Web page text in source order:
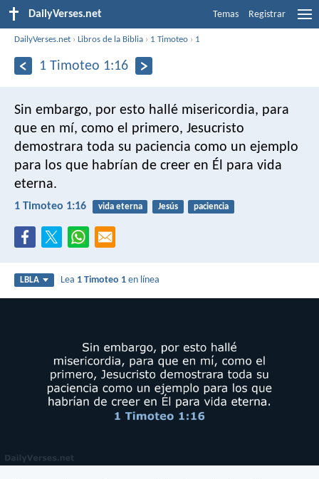
DailyVerses.net Temas Registrar
DailyVerses.net ›Libros de la Biblia › 1 Timoteo › 1
1 Timoteo 1:16
Sin embargo, por esto hallé misericordia, para
que en mí, como el primero, Jesucristo
demostrara toda su paciencia como un ejemplo
para los que habrían de creer en Él para vida
eterna.
1 Timoteo 1:16 vida eterna Jesús paciencia
LBLA Lea 1 Timoteo 1 en línea